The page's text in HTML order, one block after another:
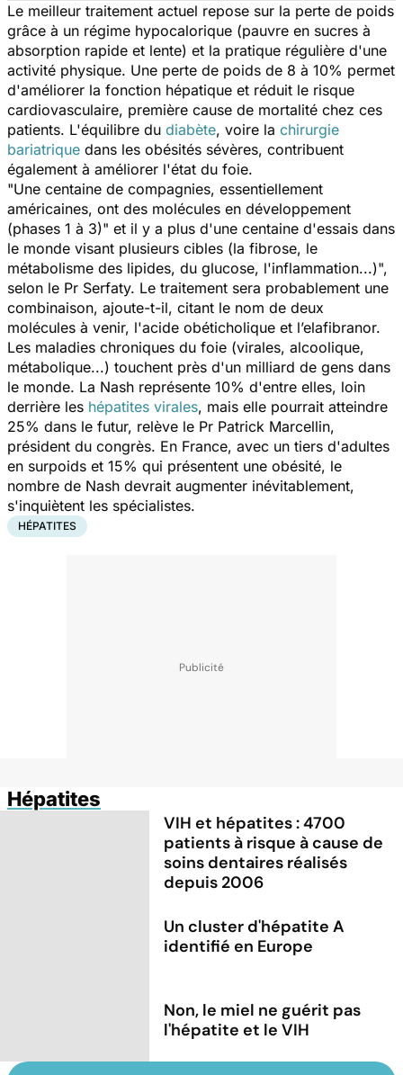
Le meilleur traitement actuel repose sur la perte de poids
grâce à un régime hypocalorique (pauvre en sucres à
absorption rapide et lente) et la pratique régulière d'une
activité physique. Une perte de poids de 8 à 10% permet
d'améliorer la fonction hépatique et réduit le risque
cardiovasculaire, première cause de mortalité chez ces
patients. L'équilibre du diabète, voire la chirurgie
bariatrique dans les obésités sévères, contribuent
également à améliorer l'état du foie.
"Une centaine de compagnies, essentiellement
américaines, ont des molécules en développement
(phases 1 à 3)" et il y a plus d'une centaine d'essais dans
le monde visant plusieurs cibles (la fibrose, le
métabolisme des lipides, du glucose, l'inflammation...)",
selon le Pr Serfaty. Le traitement sera probablement une
combinaison, ajoute-t-il, citant le nom de deux
molécules à venir, l'acide obéticholique et l’elafibranor.
Les maladies chroniques du foie (virales, alcoolique,
métabolique...) touchent près d'un milliard de gens dans
le monde. La Nash représente 10% d'entre elles, loin
derrière les hépatites virales, mais elle pourrait atteindre
25% dans le futur, relève le Pr Patrick Marcellin,
président du congrès. En France, avec un tiers d'adultes
en surpoids et 15% qui présentent une obésité, le
nombre de Nash devrait augmenter inévitablement,
s'inquiètent les spécialistes.
HÉPATITES
Hépatites
VIH et hépatites : 4700
patients à risque à cause de
soins dentaires réalisés
depuis 2006
Un cluster d'hépatite A
identifié en Europe
Non, le miel ne guérit pas
l'hépatite et le VIH